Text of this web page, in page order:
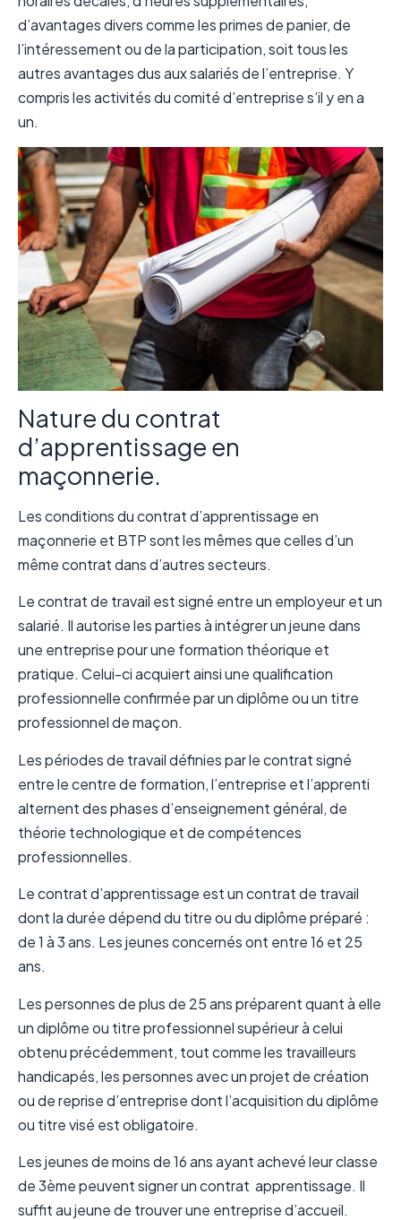
d’avantages divers comme les primes de panier, de
l’intéressement ou de la participation, soit tous les
autres avantages dus aux salariés de l’entreprise. Y
compris les activités du comité d’entreprise s’il y en a
un.
Nature du contrat
d’apprentissage en
maçonnerie.
Les conditions du contrat d’apprentissage en
maçonnerie et BTP sont les mêmes que celles d’un
même contrat dans d’autres secteurs.
Le contrat de travail est signé entre un employeur et un
salarié. Il autorise les parties à intégrer un jeune dans
une entreprise pour une formation théorique et
pratique. Celui-ci acquiert ainsi une qualification
professionnelle confirmée par un diplôme ou un titre
professionnel de maçon.
Les périodes de travail définies par le contrat signé
entre le centre de formation, l’entreprise et l’apprenti
alternent des phases d’enseignement général, de
théorie technologique et de compétences
professionnelles.
Le contrat d’apprentissage est un contrat de travail
dont la durée dépend du titre ou du diplôme préparé :
de 1 à 3 ans. Les jeunes concernés ont entre 16 et 25
ans.
Les personnes de plus de 25 ans préparent quant à elle
un diplôme ou titre professionnel supérieur à celui
obtenu précédemment, tout comme les travailleurs
handicapés, les personnes avec un projet de création
ou de reprise d’entreprise dont l’acquisition du diplôme
ou titre visé est obligatoire.
Les jeunes de moins de 16 ans ayant achevé leur classe
de 3ème peuvent signer un contrat apprentissage. Il
suffit au jeune de trouver une entreprise d’accueil.